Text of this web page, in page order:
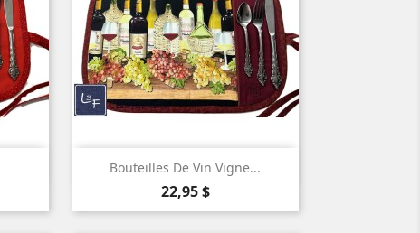
Bouteilles De Vin Vigne...
Prix
22,95 $
 Aperçu rapide